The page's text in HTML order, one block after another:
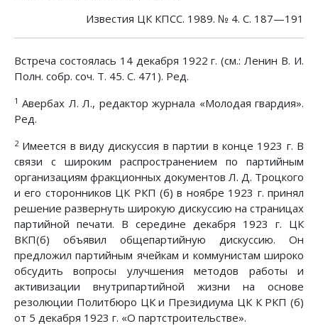
Известия ЦК КПСС. 1989. № 4. С. 187—191
Встреча состоялась 14 декабря 1922 г. (см.: Ленин В. И.
Полн. собр. соч. Т. 45. С. 471). Ред.
1 Авербах Л. Л., редактор журнала «Молодая гвардия».
Ред.
2Имеется в виду дискуссия в партии в конце 1923 г. В
связи с широким распространением по партийным
организациям фракционных документов Л. Д. Троцкого
и его сторонников ЦК РКП (б) в ноябре 1923 г. принял
решение развернуть широкую дискуссию на страницах
партийной печати. В середине декабря 1923 г. ЦК
ВКП(б) объявил общепартийную дискуссию. Он
предложил партийным ячейкам и коммунистам широко
обсудить вопросы улучшения методов работы и
активизации внутрипартийной жизни на основе
резолюции Политбюро ЦК и Президиума ЦК К РКП (б)
от 5 декабря 1923 г. «О партстроительстве».